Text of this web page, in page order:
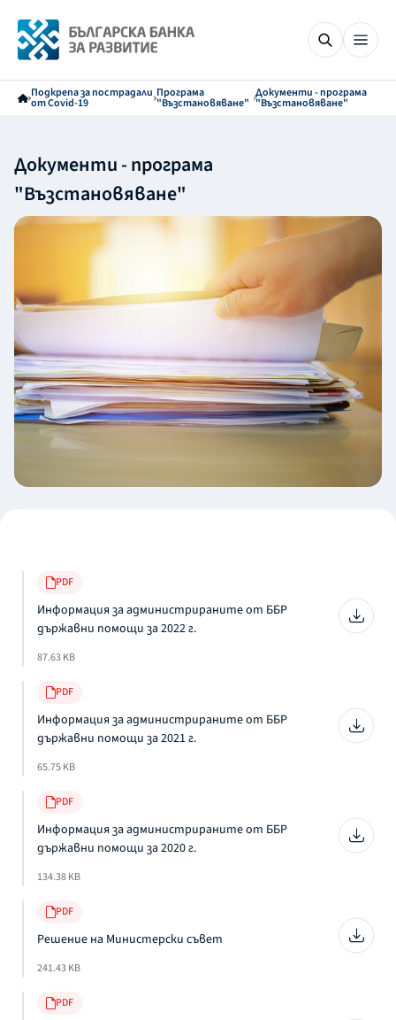
Подкрепа за пострадали
от Covid-19
Програма
"Възстановяване"
Документи - програма
"Възстановяване"
Документи - програма
"Възстановяване"
PDF
Информация за администрираните от ББР
държавни помощи за 2022 г.
87.63 KB
PDF
Информация за администрираните от ББР
държавни помощи за 2021 г.
65.75 KB
PDF
Информация за администрираните от ББР
държавни помощи за 2020 г.
134.38 KB
PDF
Решение на Министерски съвет
241.43 KB
PDF